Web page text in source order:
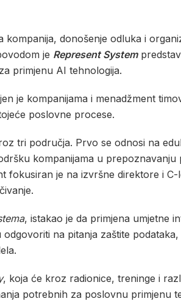
kompanija, donošenje odluka i
je Represent System
primjenu AI tehnologija.
je kompanijama i menadžment
poslovne procese.
tri područja. Prvo se odnosi na
kompanijama u prepoznavanju
fokusiran je na izvršne direktore i
, istakao je da primjena umjetne
na pitanja zaštite
, koja će kroz radionice, treninge i
potrebnih za poslovnu primjenu